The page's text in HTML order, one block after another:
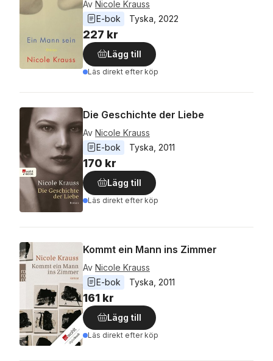
Av Nicole Krauss
E-bok
Tyska 2022
227 kr
Lägg till
Läs direkt efter köp
Die Geschichte der Liebe
Av Nicole Krauss
E-bok
Tyska 2011
170 kr
Lägg till
Läs direkt efter köp
Kommt ein Mann ins Zimmer
Av Nicole Krauss
E-bok
Tyska 2011
161 kr
Lägg till
Läs direkt efter köp